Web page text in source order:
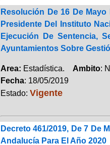
Resolución De 16 De
Presidente Del Instituto
Ejecución De Sentencia,
Ayuntamientos Sobre
Area: Estadística. Ambito:
Fecha: 18/05/2019
Estado: Vigente
Decreto 461/2019, De 7 De
Andalucía Para El Año 2020